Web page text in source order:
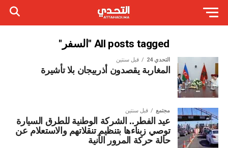
All posts tagged "السفر"
التحدي 24 قبل سنتين
المغاربة يقصدون أذربيجان بلا تأشيرة
مجتمع قبل سنتين
عيد الفطر.. الشركة الوطنية للطرق السيارة
توصي زبناءها بتنظيم تنقلاتهم والاستعلام عن
حالة حركة المرور الآنية